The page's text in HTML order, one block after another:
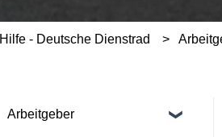
Hilfe - Deutsche Dienstrad
Arbeitgeber